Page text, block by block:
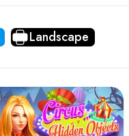
Landscape